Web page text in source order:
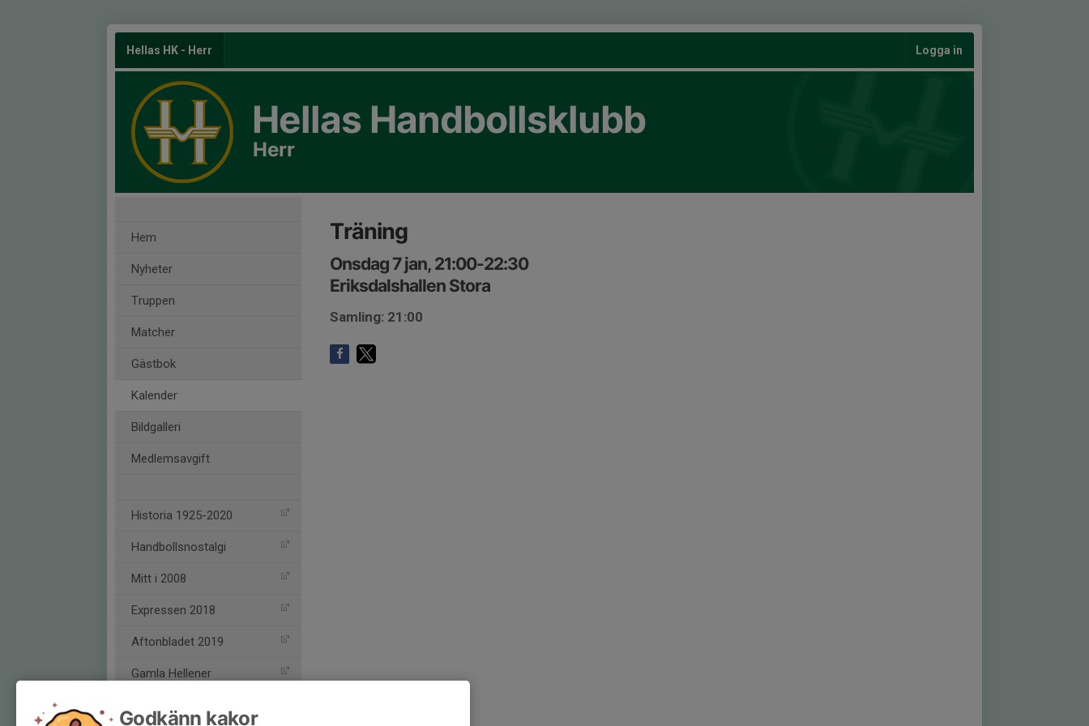
Hellas HK - Herr Logga in
Hellas Handbollsklubb
Herr
Hem
Nyheter
Truppen
Matcher
Gästbok
Kalender
Bildgalleri
Medlemsavgift
Historia 1925-2020
Handbollsnostalgi
Mitt i 2008
Expressen 2018
Aftonbladet 2019
Gamla Hellener
Träning
Onsdag 7 jan, 21:00-22:30
Eriksdalshallen Stora
Samling: 21:00
Godkänn kakor